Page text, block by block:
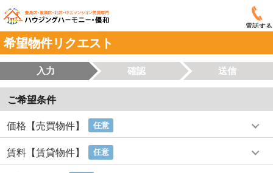
電話する
希望物件リクエスト
入力 確認 送信
ご希望条件
価格【売買物件】 任意
賃料【賃貸物件】 任意